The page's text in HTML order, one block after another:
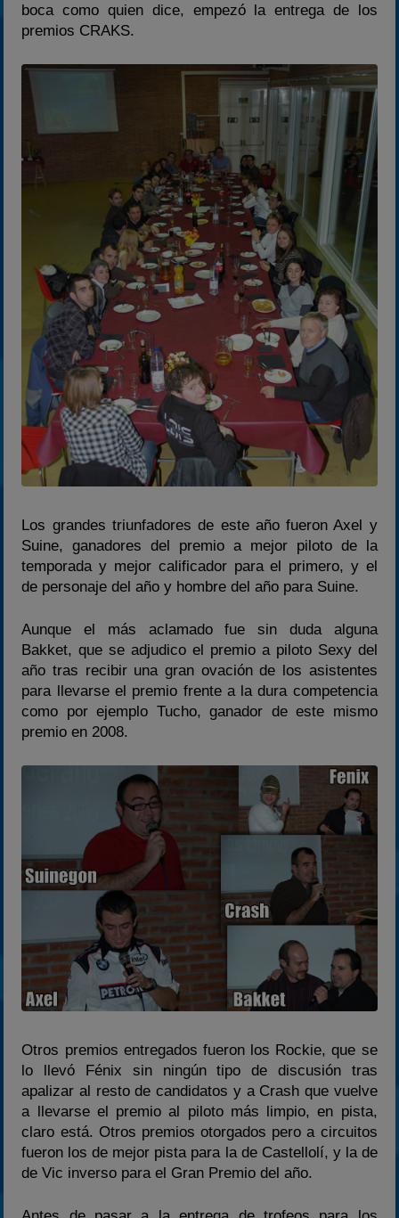
boca como quien dice, empezó la entrega de los
premios CRAKS.
Los grandes triunfadores de este año fueron Axel y
Suine, ganadores del premio a mejor piloto de la
temporada y mejor calificador para el primero, y el
de personaje del año y hombre del año para Suine.
Aunque el más aclamado fue sin duda alguna
Bakket, que se adjudico el premio a piloto Sexy del
año tras recibir una gran ovación de los asistentes
para llevarse el premio frente a la dura competencia
como por ejemplo Tucho, ganador de este mismo
premio en 2008.
Otros premios entregados fueron los Rockie, que se
lo llevó Fénix sin ningún tipo de discusión tras
apalizar al resto de candidatos y a Crash que vuelve
a llevarse el premio al piloto más limpio, en pista,
claro está. Otros premios otorgados pero a circuitos
fueron los de mejor pista para la de Castellolí, y la de
de Vic inverso para el Gran Premio del año.